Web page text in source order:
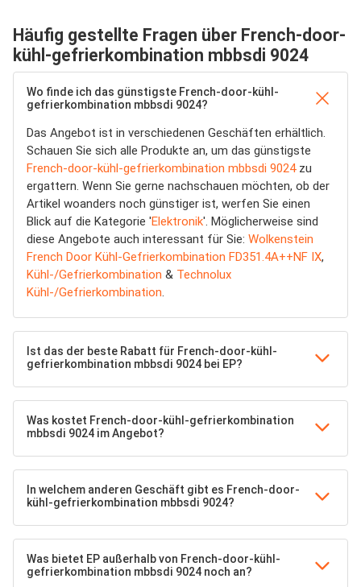
Häufig gestellte Fragen über French-door-
kühl-gefrierkombination mbbsdi 9024
Wo finde ich das günstigste French-door-kühl-
gefrierkombination mbbsdi 9024?
Das Angebot ist in verschiedenen Geschäften erhältlich.
Schauen Sie sich alle Produkte an, um das günstigste
French-door-kühl-gefrierkombination mbbsdi 9024zu
ergattern. Wenn Sie gerne nachschauen möchten, ob der
Artikel woanders noch günstiger ist, werfen Sie einen
Blick auf die Kategorie 'Elektronik'. Möglicherweise sind
diese Angebote auch interessant für Sie: Wolkenstein
French Door Kühl-Gefrierkombination FD351.4A++NF IX,
Kühl-/Gefrierkombination & Technolux
Kühl-/Gefrierkombination.
Ist das der beste Rabatt für French-door-kühl-
gefrierkombination mbbsdi 9024 bei EP?
Was kostet French-door-kühl-gefrierkombination
mbbsdi 9024 im Angebot?
In welchem anderen Geschäft gibt es French-door-
kühl-gefrierkombination mbbsdi 9024?
Was bietet EP außerhalb von French-door-kühl-
gefrierkombination mbbsdi 9024 noch an?